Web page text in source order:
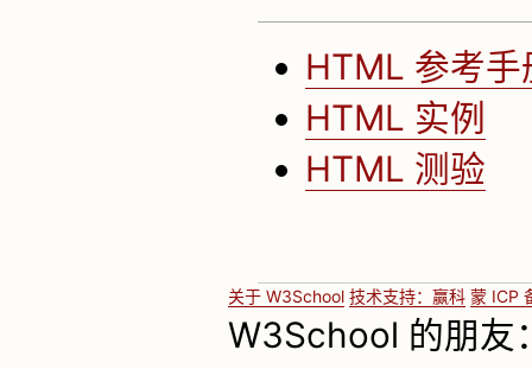
HTML 参考手
HTML 实例
HTML 测验
关于 W3School 技术支持：赢科 蒙 ICP
W3School 的朋友